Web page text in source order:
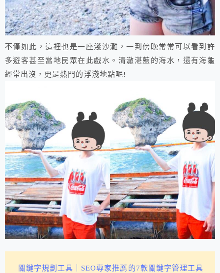
不僅如此，這裡也是一座淺沙灘，一到傍晚常常可以看到許
多遊客甚至當地民眾在此戲水。清澈湛藍的海水，還有海龜
經常出沒，更是熱門的浮淺地點呢!
關鍵字規劃工具｜SEO專家推薦的7款關鍵字管理工具